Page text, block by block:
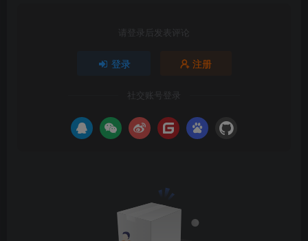
请登录后发表评论
登录 注册
社交账号登录